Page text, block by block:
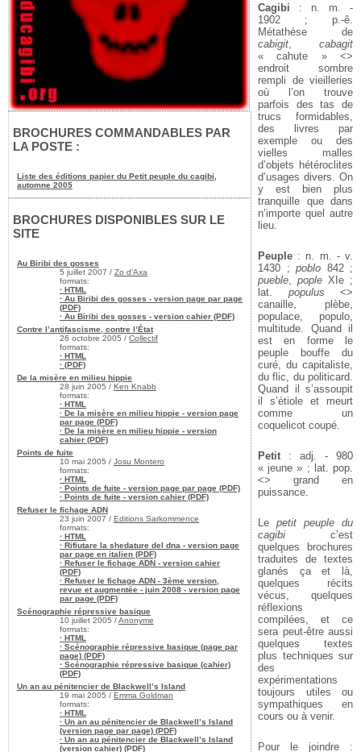
BROCHURES COMMANDABLES PAR
LA POSTE :
Liste des éditions papier du Petit peuple du cagibi,
automne 2005
BROCHURES DISPONIBLES SUR LE
SITE
Au Biribi des gosses
5 juillet 2007 / Zo d’Axa
formats:
· HTML
· Au Biribi des gosses - version page par page
(PDF)
· Au Biribi des gosses - version cahier (PDF)
Contre l’antifascisme, contre l’État
26 octobre 2005 / Collectif
formats:
· HTML
· (PDF)
De la misère en milieu hippie
28 juin 2005 / Ken Knabb
formats:
· HTML
· De la misère en milieu hippie - version page
par page (PDF)
· De la misère en milieu hippie - version
cahier (PDF)
Points de fuite
10 mai 2005 / Josu Montero
formats:
· HTML
· Points de fuite - version page par page (PDF)
· Points de fuite - version cahier (PDF)
Refuser le fichage ADN
23 juin 2007 / Editions Sarkommence
formats:
· HTML
· Rifiutare la shedature del dna - version page
par page en italien (PDF)
· Refuser le fichage ADN - version cahier
(PDF)
· Refuser le fichage ADN - 3ème version,
revue et augmentée - juin 2008 - version page
par page (PDF)
Scénographie répressive basique
10 juillet 2005 /Anonyme
formats:
· HTML
· Scénographie répressive basique (page par
page) (PDF)
· Scénographie répressive basique (cahier)
(PDF)
Un an au pénitencier de Blackwell’s Island
19 mai 2005 / Emma Goldman
formats:
· HTML
· Un an au pénitencier de Blackwell’s Island
(version page par page) (PDF)
· Un an au pénitencier de Blackwell’s Island
(version cahier) (PDF)
Cagibi : n. m. -
1902 ; p.-ê.
Métathèse de
cabigit
cabagit
« cahute » <>
endroit sombre
rempli de vieilleries
où l’on trouve
parfois des tas de
trucs formidables,
des livres par
exemple ou des
vielles malles
d’objets hétéroclites
d’usages divers. On
y est bien plus
tranquille que dans
n’importe quel autre
lieu.
Peuple : n. m. - v.
1430 ; poblo 842 ;
pueble
pople XIe ;
lat. populus <>
canaille, plèbe,
populace, populo,
multitude. Quand il
est en forme le
peuple bouffe du
curé, du capitaliste,
du flic, du politicard.
Quand il s’assoupit
il s’étiole et meurt
comme un
coquelicot coupé.
Petit : adj. - 980
« jeune » ; lat. pop.
<> grand en
puissance.
Le petit peuple du
cagibi c’est
quelques brochures
traduites de textes
glanés ça et là,
quelques récits
vécus, quelques
réflexions
compilées, et ce
sera peut-être aussi
quelques textes
plus techniques sur
des
expérimentations
toujours utiles ou
sympathiques en
cours ou à venir.
Pour le joindre :